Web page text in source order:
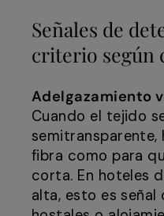
Señales de
criterio según
Adelgazamiento
Cuando el tejido
fibra como para
corta. En hoteles
alta, esto es señal